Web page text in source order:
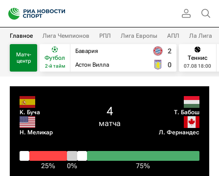
Главное Лига Чемпионов РПЛ Лига Европы АПЛ Ла Лига
Матч-
центр
Футбол
2-й тайм
Бавария
Астон Вилла
2
0
Теннис
07.08 18:00
К. Буча
Н. Меликар
4
матча
Т. Бабош
Л. Фернандес
25% 0% 75%